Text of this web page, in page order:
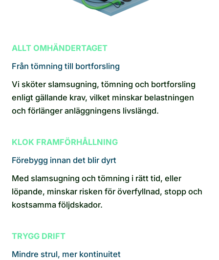
ALLT OMHÄNDERTAGET
Från tömning till bortforsling
Vi sköter slamsugning, tömning och bortforsling
enligt gällande krav, vilket minskar belastningen
och förlänger anläggningens livslängd.
KLOK FRAMFÖRHÅLLNING
Förebygg innan det blir dyrt
Med slamsugning och tömning i rätt tid, eller
löpande, minskar risken för överfyllnad, stopp och
kostsamma följdskador.
TRYGG DRIFT
Mindre strul, mer kontinuitet